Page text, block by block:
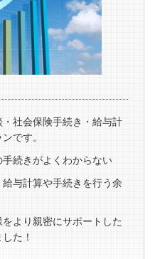
社会保険手続き・給与計
です。
手続きがよくわからない
与計算や手続きを行う余
より親密にサポートした
た！